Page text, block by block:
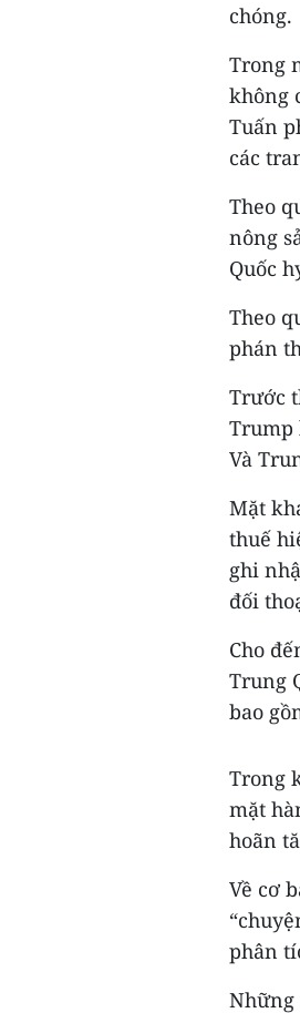
chóng.
Trong
không
Tuấn
các
Theo
nông
Quốc
Theo
phán
Trước
Trump
Và
Mặt
thuế
ghi
đối
Cho
Trung
bao
Trong
mặt
hoãn
Về cơ
phân
Những